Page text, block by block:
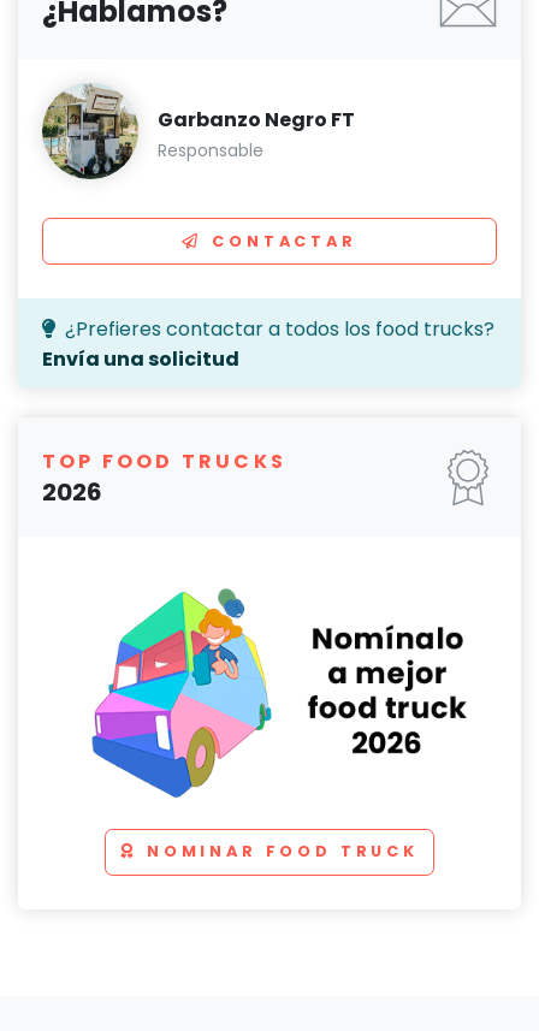
¿Hablamos?
Garbanzo Negro FT
Responsable
CONTACTAR
¿Prefieres contactar a todos los food trucks?
Envía una solicitud
TOP FOOD TRUCKS
2026
NOMINAR FOOD TRUCK